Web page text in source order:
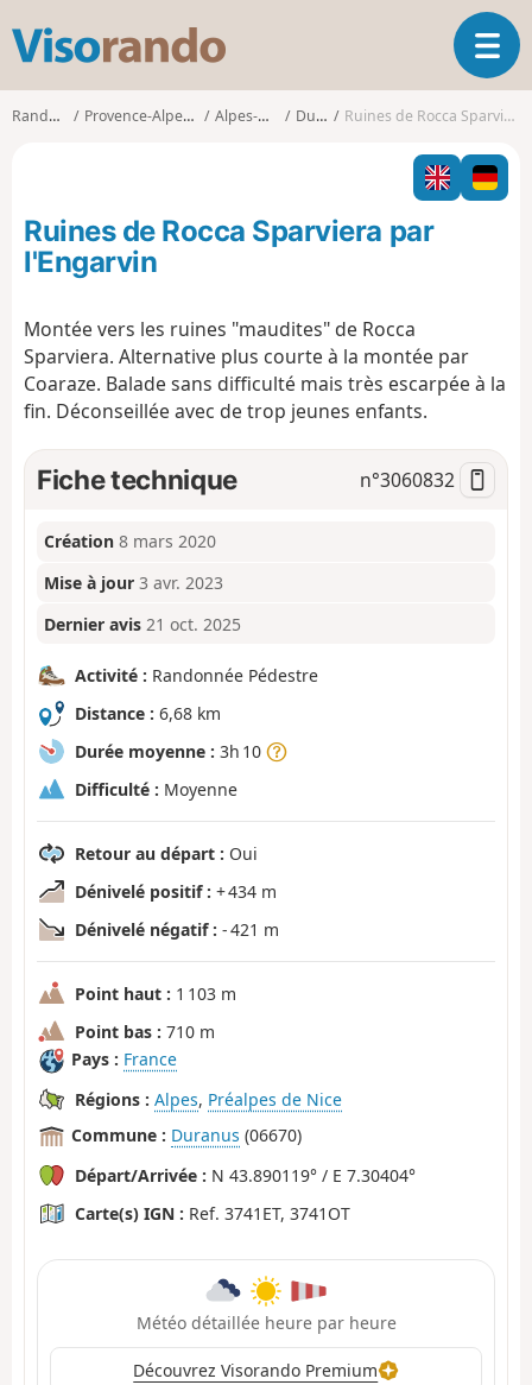
s
o
o
O
u
i
r
l
a
o
Randonnées Provence-Alpes-Côte d'Azur Alpes-Maritimes Duranus Ruines de Rocca Sparviera par l'Engarvin
Ruines de Rocca Sparviera par
l'Engarvin
Montée vers les ruines "maudites" de Rocca
Sparviera. Alternative plus courte à la montée par
Coaraze. Balade sans difficulté mais très escarpée à la
fin. Déconseillée avec de trop jeunes enfants.
Fiche technique n°3060832
Création 8 mars 2020
Mise à jour 3 avr. 2023
Dernier avis 21 oct. 2025
Activité : Randonnée Pédestre
Distance : 6,68 km
Durée moyenne : 3h 10
Difficulté : Moyenne
Retour au départ : Oui
Dénivelé positif : + 434 m
Dénivelé négatif : - 421 m
Point haut : 1 103 m
Point bas : 710 m
Pays : France
Régions : Alpes, Préalpes de Nice
Commune : Duranus (06670)
Départ/Arrivée : N 43.890119° / E 7.30404°
Carte(s) IGN : Ref. 3741ET, 3741OT
Météo détaillée heure par heure
Découvrez Visorando Premium